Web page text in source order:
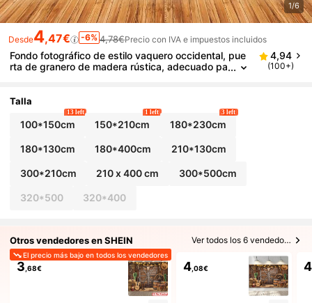
1/6
Desde4,47€ -6% 4,78€Precio con IVA e impuestos incluidos
Fondo fotográfico de estilo vaquero occidental, pue
rta de granero de madera rústica, adecuado pa
4,94
(100+)
Talla
100*150cm
13 left
150*210cm
1 left
180*230cm
3 left
180*130cm 180*400cm 210*130cm
300*210cm 210 x 400 cm 300*500cm
320*500 320*400
Otros vendedores en SHEIN Ver todos los 6 vendedores
El precio más bajo en todos los vendedores
3 ,68€ 4,08€ 4